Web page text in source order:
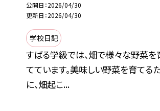
公開日 2026/04/30
更新日 2026/04/30
学校日記
すばる学級では、畑で様々な野菜を
てています。美味しい野菜を育てる
に、畑起こ...